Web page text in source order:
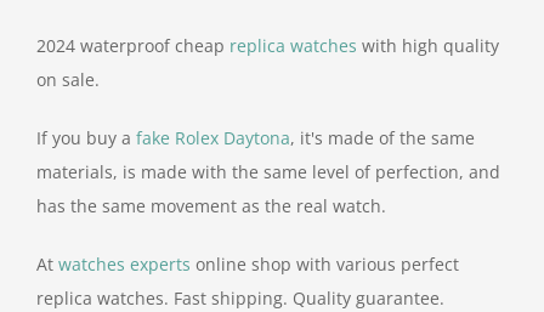
2024 waterproof cheap replica watches with high quality
on sale.
If you buy a fake Rolex Daytona, it's made of the same
materials, is made with the same level of perfection, and
has the same movement as the real watch.
At watches experts online shop with various perfect
replica watches. Fast shipping. Quality guarantee.